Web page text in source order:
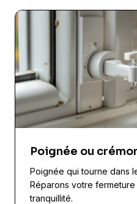
Poignée ou
Poignée qui tourne dans
Réparons votre
tranquillité.